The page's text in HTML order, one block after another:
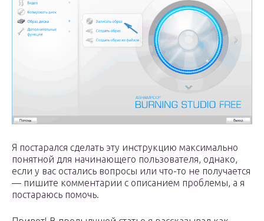
Я постарался сделать эту инструкцию максимально
понятной для начинающего пользователя, однако,
если у вас остались вопросы или что-то не получается
— пишите комментарии с описанием проблемы, а я
постараюсь помочь.